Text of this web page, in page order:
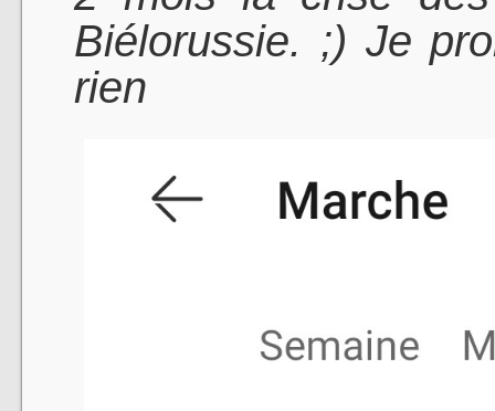
Biélorussie. ;) Je
rien